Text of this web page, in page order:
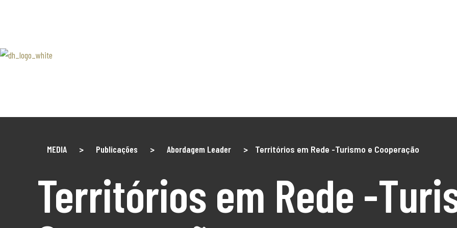
MEDIA > Publicações > Abordagem Leader > Territórios em Rede -Turismo e Cooperação
Territórios em Rede -